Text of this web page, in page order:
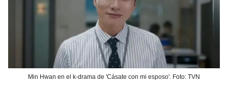
Min Hwan en el k-drama de 'Cásate con mi esposo'. Foto: TVN